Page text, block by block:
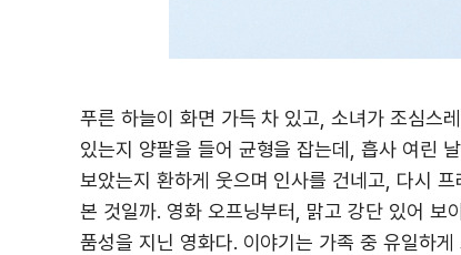
푸른 하늘이 화면 가득 차 있고, 소녀가 조심스
있는지 양팔을 들어 균형을 잡는데, 흡사 여린
보았는지 환하게 웃으며 인사를 건네고, 다시
본 것일까. 영화 오프닝부터, 맑고 강단 있어 보
품성을 지닌 영화다. 이야기는 가족 중 유일하